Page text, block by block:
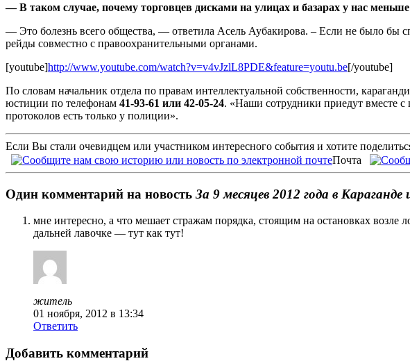
— В таком случае, почему торговцев дисками на улицах и базарах у нас меньше
— Это болезнь всего общества, — ответила Асель Аубакирова. – Если не было бы
рейды совместно с правоохранительными органами.
[youtube]http://www.youtube.com/watch?v=v4vJzlL8PDE&feature=youtu.be[/youtube]
По словам начальник отдела по правам интеллектуальной собственности,
юстиции по телефонам 41-93-61 или 42-05-24. «Наши сотрудники приедут вместе
протоколов есть только у полиции».
Если Вы стали очевидцем или участником интересного события и хотите
Почта
Один комментарий на новость За 9 месяцев 2012 года в
мне интересно, а что мешает стражам порядка, стоящим на остановках возле
дальней лавочке — тут как тут!
житель
01 ноября, 2012 в 13:34
Ответить
Добавить комментарий